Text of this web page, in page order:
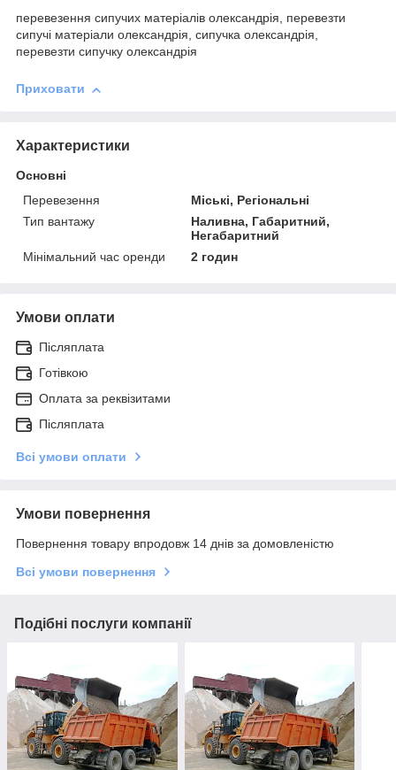
перевезення сипучих матеріалів олександрія, перевезти
сипучі матеріали олександрія, сипучка олександрія,
перевезти сипучку олександрія
Приховати
Характеристики
Основні
Перевезення
Міські, Регіональні
Тип вантажу
Наливна, Габаритний,
Негабаритний
Мінімальний час оренди
2 годин
Умови оплати
Післяплата
Готівкою
Оплата за реквізитами
Післяплата
Всі умови оплати
Умови повернення
Повернення товару впродовж 14 днів за домовленістю
Всі умови повернення
Подібні послуги компанії